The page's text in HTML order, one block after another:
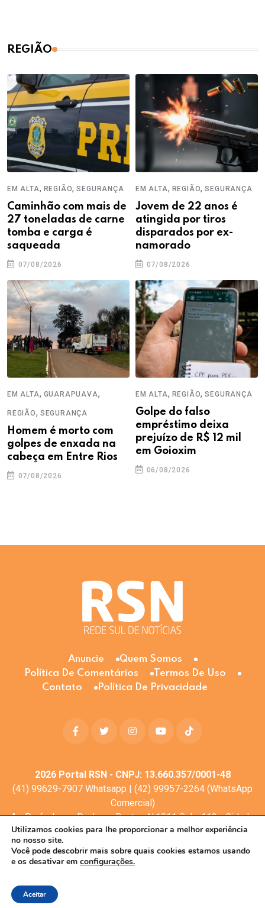
REGIÃO
EM ALTA, REGIÃO,SEGURANÇA
Caminhão com mais de
27 toneladas de carne
tomba e carga é
saqueada
07/08/2026
EM ALTA, REGIÃO,SEGURANÇA
Jovem de 22 anos é
atingida por tiros
disparados por ex-
namorado
07/08/2026
EM ALTA, GUARAPUAVA,
REGIÃO, SEGURANÇA
Homem é morto com
golpes de enxada na
cabeça em Entre Rios
07/08/2026
EM ALTA, REGIÃO,SEGURANÇA
Golpe do falso
empréstimo deixa
prejuízo de R$ 12 mil
em Goioxim
06/08/2026
Anuncie
Quem Somos
Política De Comentários
Termos De Uso
Contato
Política De Privacidade
2026Portal RSN - CNPJ: 13.660.357/0001-48
(41) 99629-7907 Whatsapp | (42) 99957-2264 (WhatsApp
Comercial)
Av. Profa. Laura Pacheco Bastos N:1011 Sala: 112 - Cidade
dos Lagos, Guarapuava - PR, 85053-525
© Todos os direitos reservados
Utilizamos cookies para lhe proporcionar a melhor experiência
no nosso site.
Você pode descobrir mais sobre quais cookies estamos usando
e os desativar em configurações.
Aceitar